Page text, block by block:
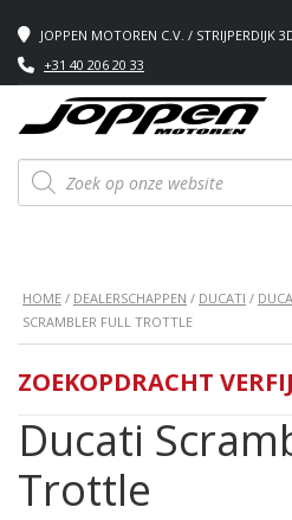
JOPPEN MOTOREN C.V. / STRIJPERDIJK
+31 40 206 20 33
Producten
zoeken
HOME / DEALERSCHAPPEN / DUCATI /
SCRAMBLER FULL TROTTLE
Ducati
Trottle
ZOEKOPDRACHT